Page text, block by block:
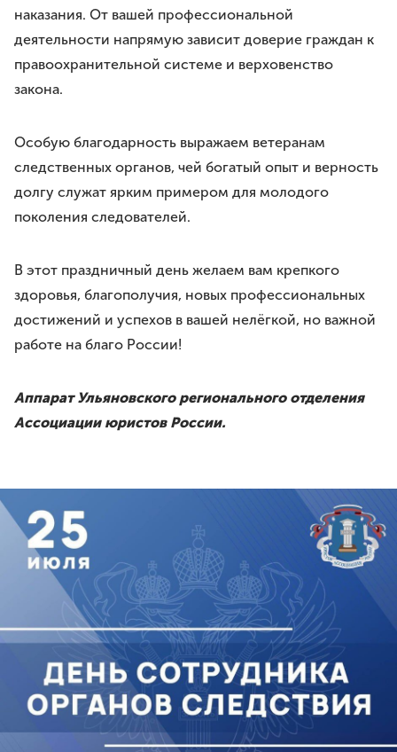
ПРЕСС-СЛУЖБА
Лента новостей
Буклеты
Контакты
8 8422 41-48-22
наказания. От вашей профессиональной
деятельности напрямую зависит доверие граждан к
правоохранительной системе и верховенство
закона.
Особую благодарность выражаем ветеранам
следственных органов, чей богатый опыт и верность
долгу служат ярким примером для молодого
поколения следователей.
В этот праздничный день желаем вам крепкого
здоровья, благополучия, новых профессиональных
достижений и успехов в вашей нелёгкой, но важной
работе на благо России!
Аппарат Ульяновского регионального отделения
Ассоциации юристов России.